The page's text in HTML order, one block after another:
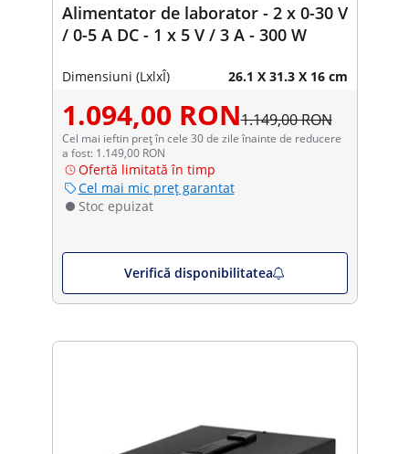
Alimentator de laborator - 2 x 0-30 V
/ 0-5 A DC - 1 x 5 V / 3 A - 300 W
Dimensiuni (LxlxÎ) 26.1 X 31.3 X 16 cm
1.094,00 RON1.149,00 RON
Cel mai ieftin preț în cele 30 de zile înainte de reducere
a fost: 1.149,00 RON
Ofertă limitată în timp
Cel mai mic preț garantat
Stoc epuizat
Verifică disponibilitatea